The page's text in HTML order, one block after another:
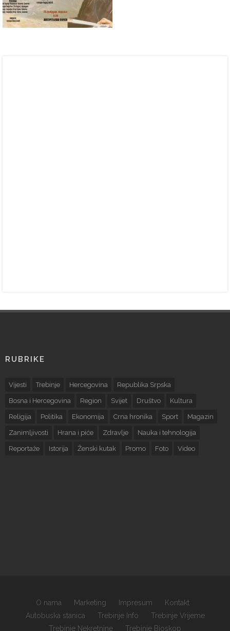
RUBRIKE
Vijesti Trebinje Hercegovina Republika Srpska
Bosna i Hercegovina Region Svijet Društvo Kultura
Religija Politika Ekonomija Crna hronika Sport Magazin
Zanimljivosti Hrana i piće Zdravlje Nauka i tehnologija
Reportaže Istorija Ženski kutak Promo Foto Video
O nama Marketing Impresum
Kontakt
Autobuska stanica
Trebinje Info
Trebinje Vrijeme
Trebinje Nekretnine
Trebinje Bioskop